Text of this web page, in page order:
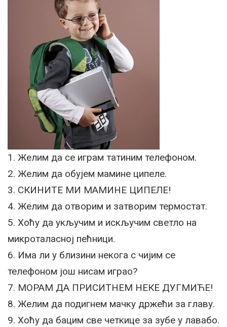
1. Желим да се играм татиним телефоном.
2. Желим да обујем мамине ципеле.
3. СКИНИТЕ МИ МАМИНЕ ЦИПЕЛЕ!
4. Желим да отворим и затворим термостат.
5. Хоћу да укључим и искључим светло на
микроталасној пећници.
6. Има ли у близини некога с чијим се
телефоном још нисам играо?
7. МОРАМ ДА ПРИСИТНЕМ НЕКЕ ДУГМИЋЕ!
8. Желим да подигнем мачку држећи за главу.
9. Хоћу да бацим све четкице за зубе у лавабо.